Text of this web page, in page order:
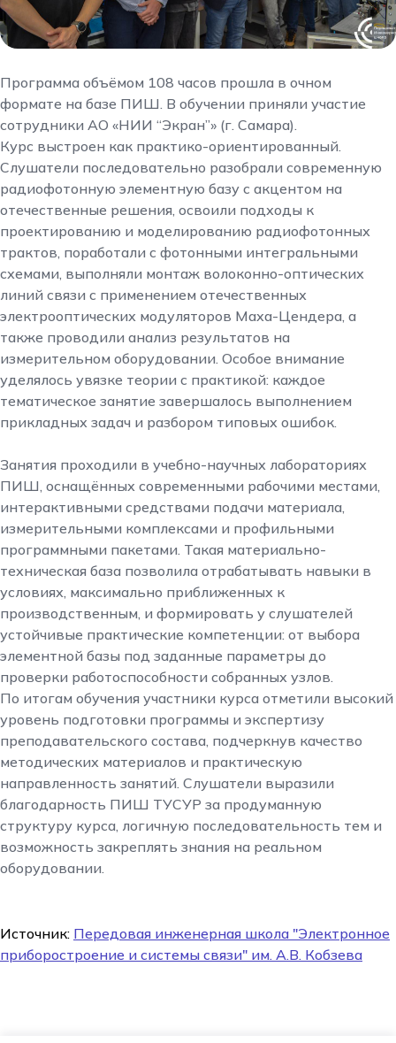
Программа объёмом 108 часов прошла в очном
формате на базе ПИШ. В обучении приняли участие
сотрудники АО «НИИ “Экран”» (г. Самара).
Курс выстроен как практико-ориентированный.
Слушатели последовательно разобрали современную
радиофотонную элементную базу с акцентом на
отечественные решения, освоили подходы к
проектированию и моделированию радиофотонных
трактов, поработали с фотонными интегральными
схемами, выполняли монтаж волоконно-оптических
линий связи с применением отечественных
электрооптических модуляторов Маха-Цендера, а
также проводили анализ результатов на
измерительном оборудовании. Особое внимание
уделялось увязке теории с практикой: каждое
тематическое занятие завершалось выполнением
прикладных задач и разбором типовых ошибок.
Занятия проходили в учебно-научных лабораториях
ПИШ, оснащённых современными рабочими местами,
интерактивными средствами подачи материала,
измерительными комплексами и профильными
программными пакетами. Такая материально-
техническая база позволила отрабатывать навыки в
условиях, максимально приближенных к
производственным, и формировать у слушателей
устойчивые практические компетенции: от выбора
элементной базы под заданные параметры до
проверки работоспособности собранных узлов.
По итогам обучения участники курса отметили высокий
уровень подготовки программы и экспертизу
преподавательского состава, подчеркнув качество
методических материалов и практическую
направленность занятий. Слушатели выразили
благодарность ПИШ ТУСУР за продуманную
структуру курса, логичную последовательность тем и
возможность закреплять знания на реальном
оборудовании.
Источник: Передовая инженерная школа "Электронное
приборостроение и системы связи" им. А.В. Кобзева